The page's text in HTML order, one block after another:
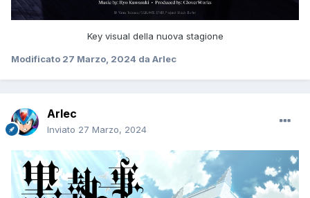
Key visual della nuova stagione
Modificato 27 Marzo, 2024 da Arlec
Arlec
Inviato 27 Marzo, 2024